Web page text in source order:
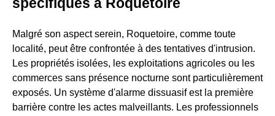
Malgré son aspect serein, Roquetoire, comme toute
localité, peut être confrontée à des tentatives d'intrusion.
Les propriétés isolées, les exploitations agricoles ou les
commerces sans présence nocturne sont particulièrement
exposés. Un système d'alarme dissuasif est la première
barrière contre les actes malveillants. Les professionnels